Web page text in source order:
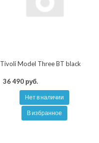
Tivoli Model Three BT black
36 490 руб.
Нет в наличии
В избранное